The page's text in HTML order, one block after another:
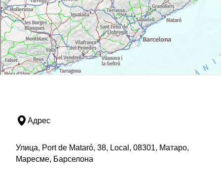
Адрес
Улица, Port de Mataró, 38, Local, 08301, Матаро,
Маресме, Барселона